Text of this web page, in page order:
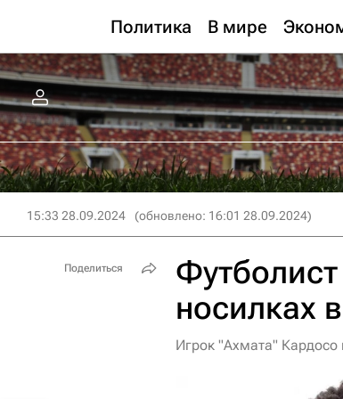
Политика В мире
15:33 28.09.2024 (обновлено: 16:01 28.09.2024)
носилках
Игрок "Ахмата" Кардосо
Поделиться